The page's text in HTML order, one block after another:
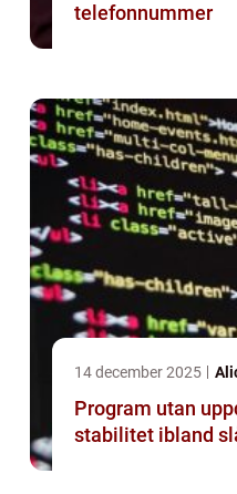
telefonnummer
14 december 2025
Program utan
stabilitet ibland